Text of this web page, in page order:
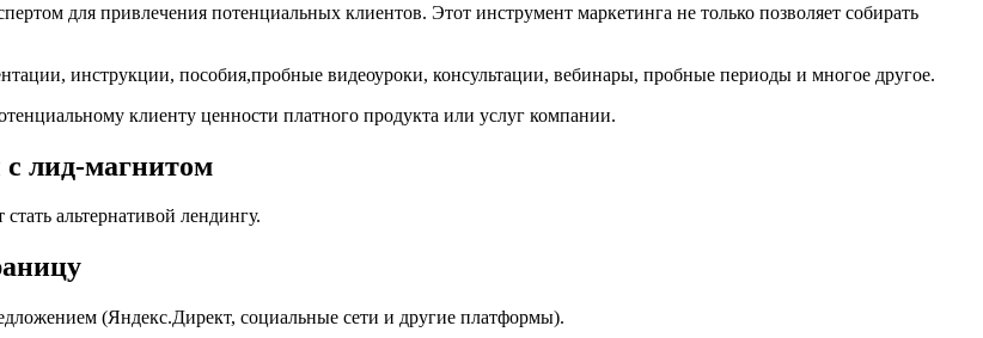
для привлечения потенциальных клиентов. Этот инструмент маркетинга не только позволяет собирать
инструкции, пособия,пробные видеоуроки, консультации, вебинары, пробные периоды и многое другое.
клиенту ценности платного продукта или услуг компании.
лид-магнитом
альтернативой лендингу.
(Яндекс.Директ, социальные сети и другие платформы).